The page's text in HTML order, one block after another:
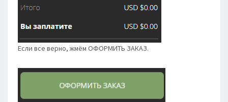
Если все верно, жмём ОФОРМИТЬ ЗАКАЗ.